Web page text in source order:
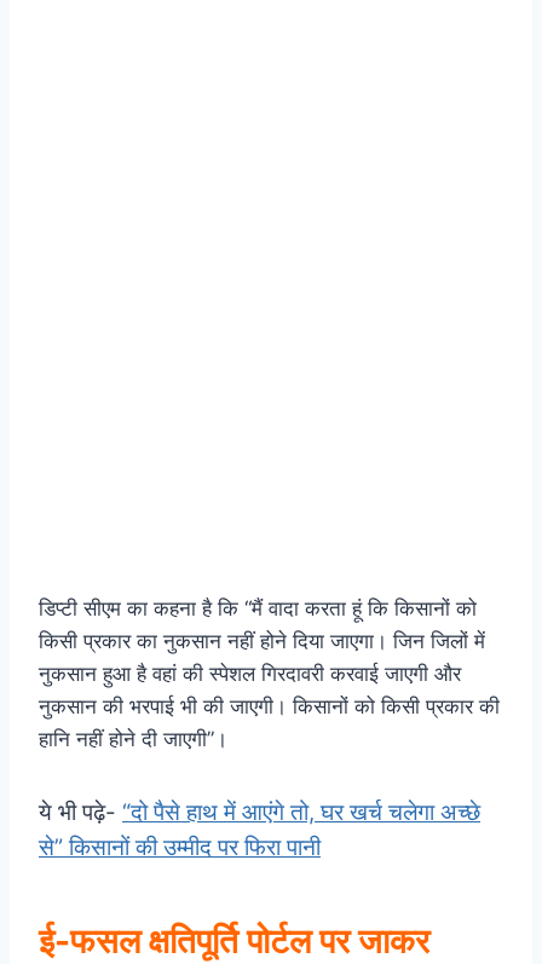
डिप्टी सीएम का कहना है कि “मैं वादा करता हूं कि किसानों को
किसी प्रकार का नुकसान नहीं होने दिया जाएगा। जिन जिलों में
नुकसान हुआ है वहां की स्पेशल गिरदावरी करवाई जाएगी और
नुकसान की भरपाई भी की जाएगी। किसानों को किसी प्रकार की
हानि नहीं होने दी जाएगी”।
ये भी पढ़े- “दो पैसे हाथ में आएंगे तो, घर खर्च चलेगा अच्छे
से” किसानों की उम्मीद पर फिरा पानी
ई-फसल क्षतिपूर्ति पोर्टल पर जाकर